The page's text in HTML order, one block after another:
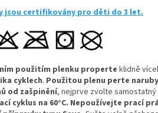
jsou certifikovány pro děti do 3 let.
použitím plenku properte klidně
cyklech. Použitou plenu perte
od zašpinění, nejprve zvolte
cyklus na 60°C. Nepoužívejte prací